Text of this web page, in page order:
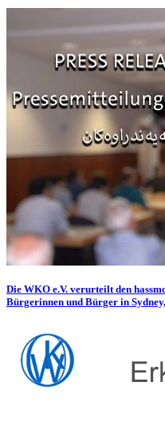
Die WKO e.V. verurteilt den
Bürgerinnen und Bürger in